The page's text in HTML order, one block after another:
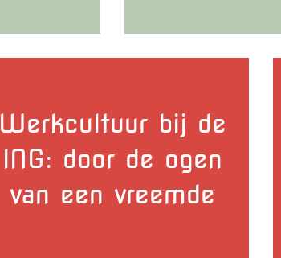
Werkcultuur bij de
ING: door de ogen
van een vreemde